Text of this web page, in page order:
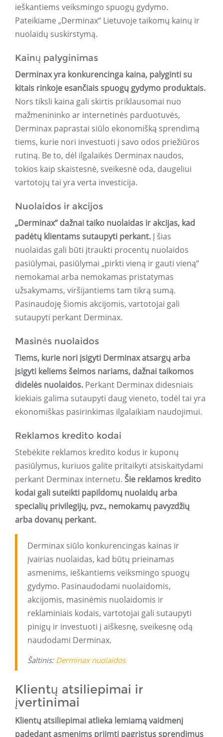
ieškantiems veiksmingo spuogų gydymo.
Pateikiame „Derminax“ Lietuvoje taikomų kainų ir
nuolaidų suskirstymą.
Kainų palyginimas
Derminax yra konkurencinga kaina, palyginti su
kitais rinkoje esančiais spuogų gydymo produktais.
Nors tiksli kaina gali skirtis priklausomai nuo
mažmenininko ar internetinės parduotuvės,
Derminax paprastai siūlo ekonomišką sprendimą
tiems, kurie nori investuoti į savo odos priežiūros
rutiną. Be to, dėl ilgalaikės Derminax naudos,
tokios kaip skaistesnė, sveikesnė oda, daugeliui
vartotojų tai yra verta investicija.
Nuolaidos ir akcijos
„Derminax“ dažnai taiko nuolaidas ir akcijas, kad
padėtų klientams sutaupyti perkant. Į šias
nuolaidas gali būti įtraukti procentų nuolaidos
pasiūlymai, pasiūlymai „pirkti vieną ir gauti vieną“
nemokamai arba nemokamas pristatymas
užsakymams, viršijantiems tam tikrą sumą.
Pasinaudoję šiomis akcijomis, vartotojai gali
sutaupyti perkant Derminax.
Masinės nuolaidos
Tiems, kurie nori įsigyti Derminax atsargų arba
įsigyti keliems šeimos nariams, dažnai taikomos
didelės nuolaidos. Perkant Derminax didesniais
kiekiais galima sutaupyti daug vieneto, todėl tai yra
ekonomiškas pasirinkimas ilgalaikiam naudojimui.
Reklamos kredito kodai
Stebėkite reklamos kredito kodus ir kuponų
pasiūlymus, kuriuos galite pritaikyti atsiskaitydami
perkant Derminax internetu. Šie reklamos kredito
kodai gali suteikti papildomų nuolaidų arba
specialių privilegijų, pvz., nemokamų pavyzdžių
arba dovanų perkant.
Derminax siūlo konkurencingas kainas ir
įvairias nuolaidas, kad būtų prieinamas
asmenims, ieškantiems veiksmingo spuogų
gydymo. Pasinaudodami nuolaidomis,
akcijomis, masinėmis nuolaidomis ir
reklaminiais kodais, vartotojai gali sutaupyti
pinigų ir investuoti į aiškesnę, sveikesnę odą
naudodami Derminax.
Šaltinis: Derminax nuolaidos
Klientų atsiliepimai ir
įvertinimai
Klientų atsiliepimai atlieka lemiamą vaidmenį
padedant asmenims priimti pagrįstus sprendimus